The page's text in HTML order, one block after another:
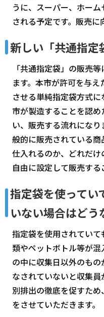
うに、スーパー、ホー
される予定です。販売に
新しい「共通指定
「共通指定袋」の販売
ます。本市が許可を与
させる単純指定袋方式に
市が製造することを認
い、販売する流れにな
般的に販売されている
仕入れるのか、どれだけ
自由に設定して販売する
指定袋を使ってい
いない場合はどう
指定袋を使用されてい
類やペットボトル等が混
の中に収集日以外のも
なされていないと収集
別排出の徹底を促すた
をさせていただきます。